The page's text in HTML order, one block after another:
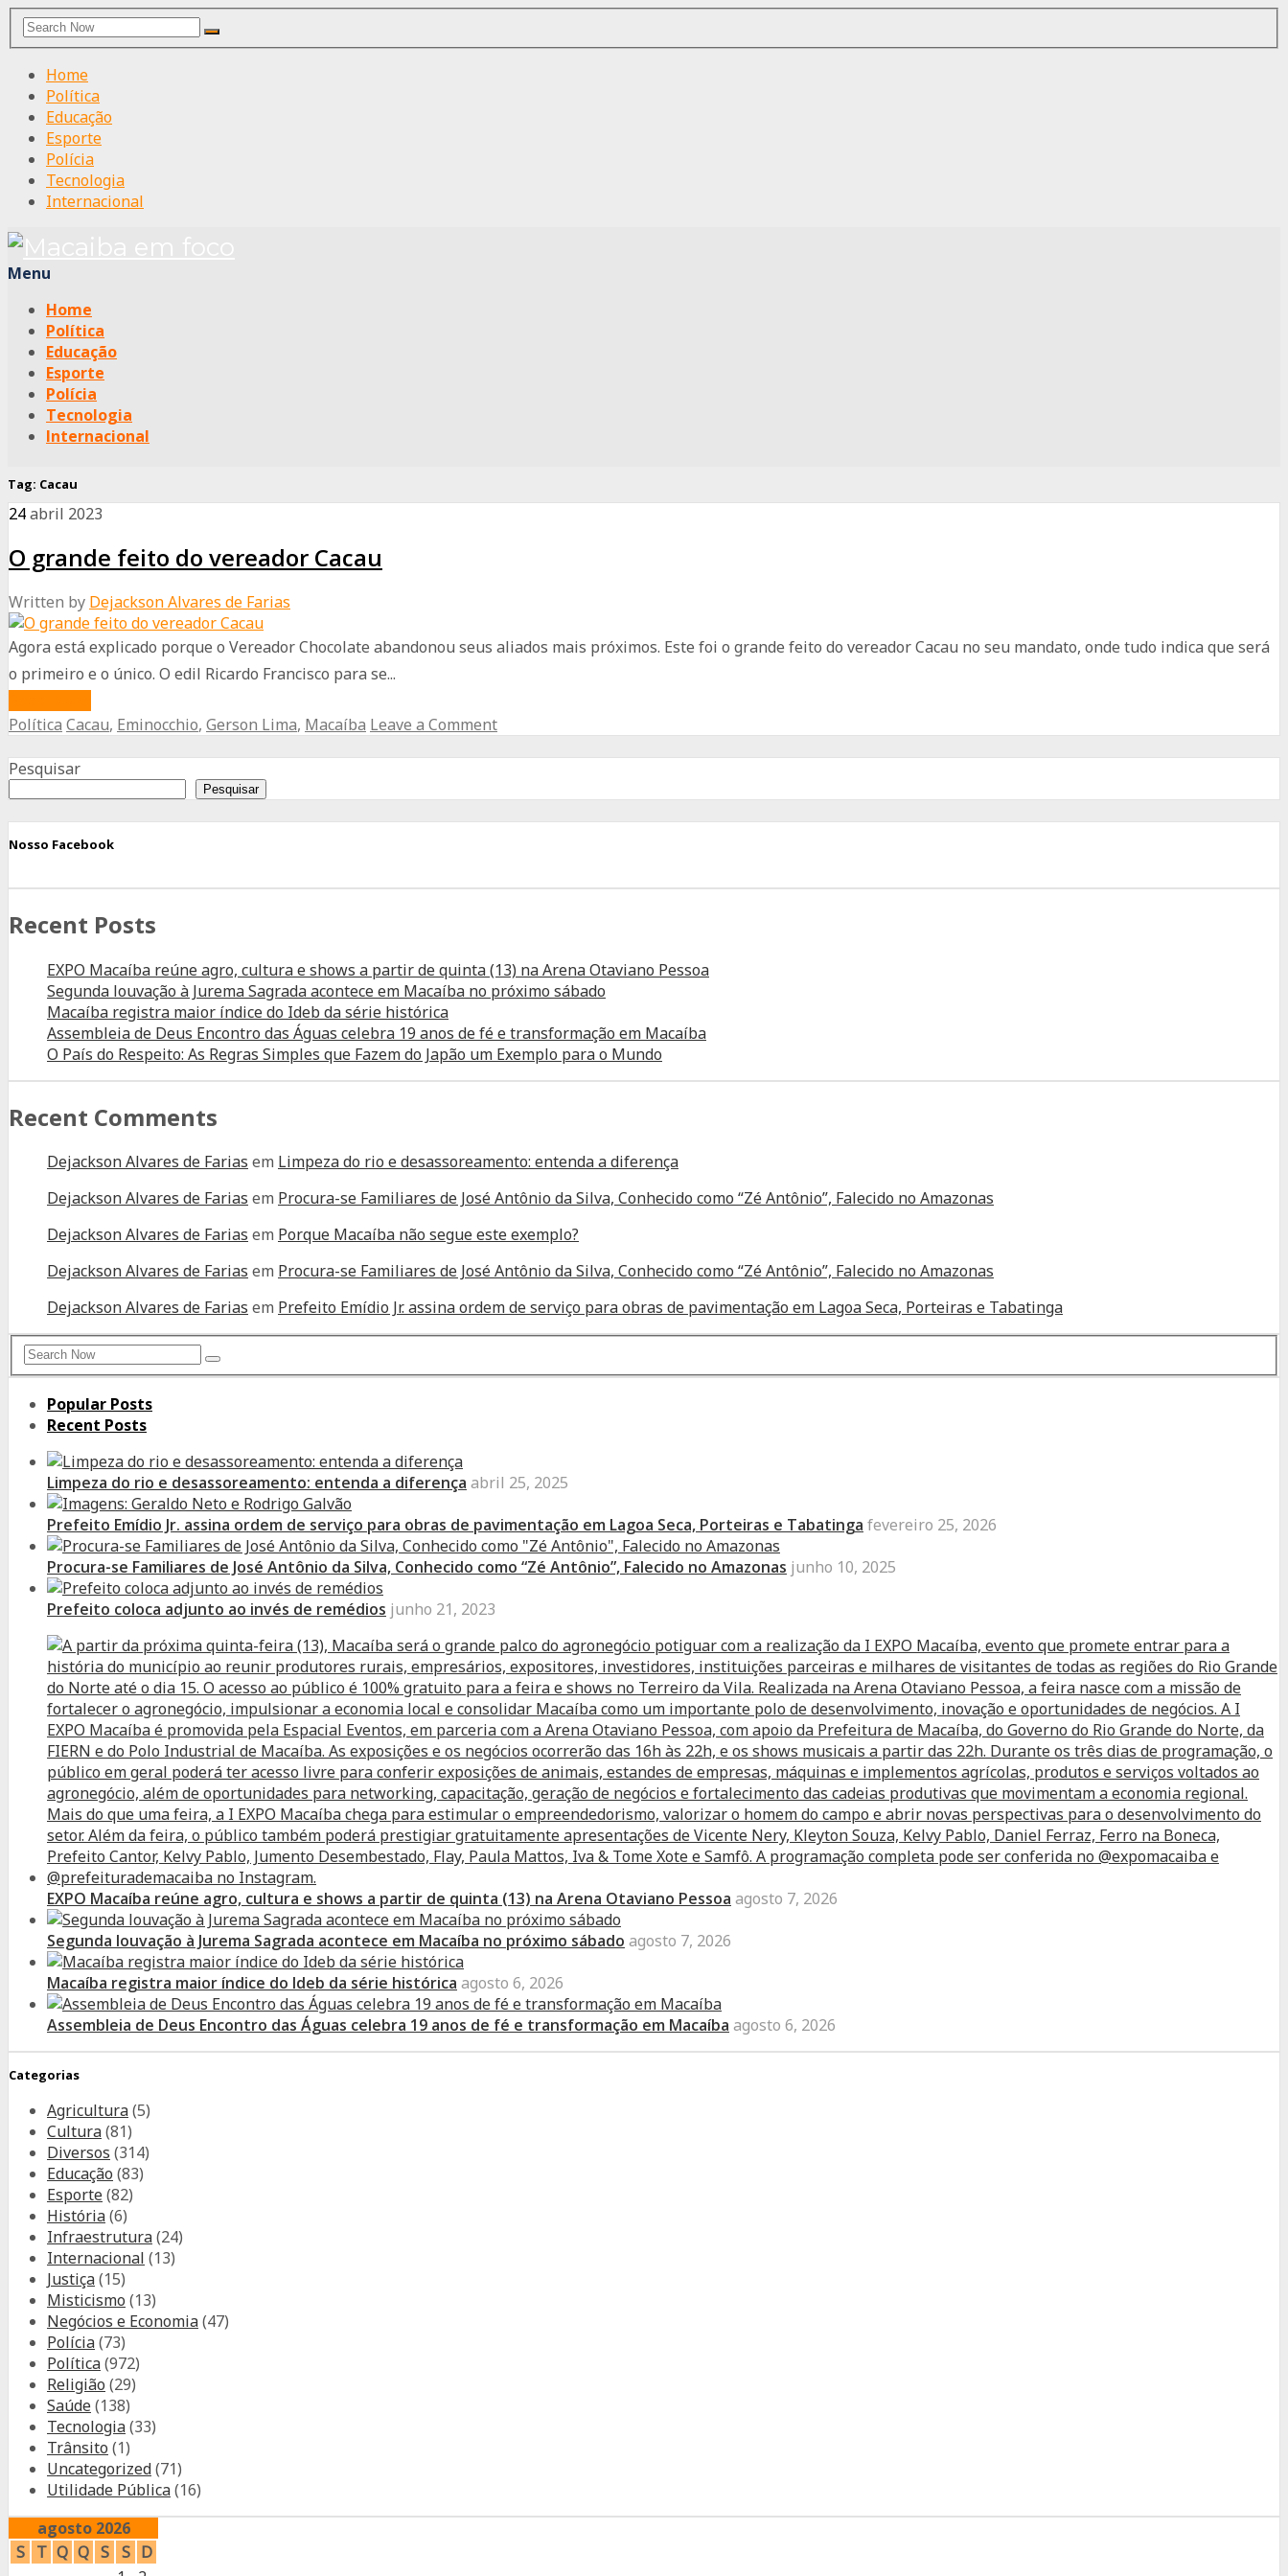
Search
for:
Search
Home
Política
Educação
Esporte
Polícia
Tecnologia
Internacional
Menu
Home
Política
Educação
Esporte
Polícia
Tecnologia
Internacional
Tag: Cacau
24abril 2023
O grande feito do vereador Cacau
Written by Dejackson Alvares de Farias
Agora está explicado porque o Vereador Chocolate abandonou seus aliados mais próximos. Este foi o grande feito do vereador Cacau no seu mandato, onde tudo indica que será
o primeiro e o único. O edil Ricardo Francisco para se...
O
grande
feito
Política Cacau, Eminocchio, Gerson Lima, Macaíba Leave a Comment
Pesquisar
Pesquisar
Nosso Facebook
Recent Posts
EXPO Macaíba reúne agro, cultura e shows a partir de quinta (13) na Arena Otaviano Pessoa
Segunda louvação à Jurema Sagrada acontece em Macaíba no próximo sábado
Macaíba registra maior índice do Ideb da série histórica
Assembleia de Deus Encontro das Águas celebra 19 anos de fé e transformação em Macaíba
O País do Respeito: As Regras Simples que Fazem do Japão um Exemplo para o Mundo
Recent Comments
Dejackson Alvares de Farias em Limpeza do rio e desassoreamento: entenda a diferença
Dejackson Alvares de Farias em Procura-se Familiares de José Antônio da Silva, Conhecido como “Zé Antônio”, Falecido no Amazonas
Dejackson Alvares de Farias em Porque Macaíba não segue este exemplo?
Dejackson Alvares de Farias em Procura-se Familiares de José Antônio da Silva, Conhecido como “Zé Antônio”, Falecido no Amazonas
Dejackson Alvares de Farias em Prefeito Emídio Jr. assina ordem de serviço para obras de pavimentação em Lagoa Seca, Porteiras e Tabatinga
Search
for:
Search
Popular Posts
Recent Posts
Limpeza do rio e desassoreamento: entenda a diferença abril 25, 2025
Prefeito Emídio Jr. assina ordem de serviço para obras de pavimentação em Lagoa Seca, Porteiras e Tabatinga fevereiro 25, 2026
Procura-se Familiares de José Antônio da Silva, Conhecido como “Zé Antônio”, Falecido no Amazonas junho 10, 2025
Prefeito coloca adjunto ao invés de remédios junho 21, 2023
EXPO Macaíba reúne agro, cultura e shows a partir de quinta (13) na Arena Otaviano Pessoa agosto 7, 2026
Segunda louvação à Jurema Sagrada acontece em Macaíba no próximo sábado agosto 7, 2026
Macaíba registra maior índice do Ideb da série histórica agosto 6, 2026
Assembleia de Deus Encontro das Águas celebra 19 anos de fé e transformação em Macaíba agosto 6, 2026
Categorias
Agricultura(5)
Cultura(81)
Diversos (314)
Educação (83)
Esporte(82)
História(6)
Infraestrutura(24)
Internacional (13)
Justiça(15)
Misticismo (13)
Negócios e Economia(47)
Polícia(73)
Política(972)
Religião (29)
Saúde(138)
Tecnologia(33)
Trânsito (1)
Uncategorized(71)
Utilidade Pública(16)
agosto 2026
S
T Q Q S S D